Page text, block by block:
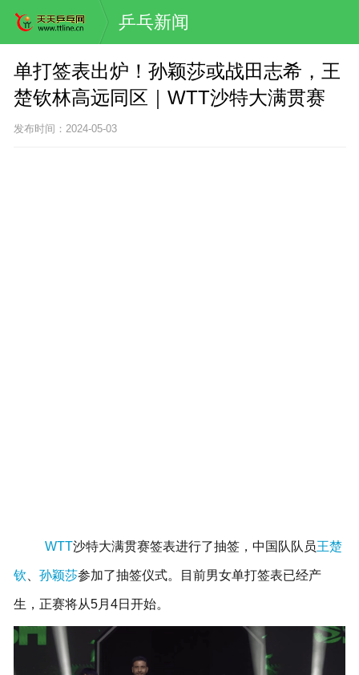
乒乓新闻
单打签表出炉！孙颖莎或战田志希，王
楚钦林高远同区｜WTT沙特大满贯赛
发布时间：2024-05-03
WTT沙特大满贯赛签表进行了抽签，中国队队员王楚
钦 孙颖莎参加了抽签仪式。目前男女单打签表已经产
生，正赛将从5月4日开始。